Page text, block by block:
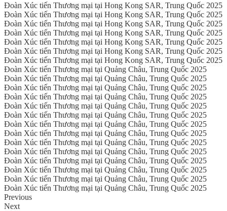
Đoàn Xúc tiến Thương mại tại Hong Kong SAR, Trung Quốc 2025
Đoàn Xúc tiến Thương mại tại Hong Kong SAR, Trung Quốc 2025
Đoàn Xúc tiến Thương mại tại Hong Kong SAR, Trung Quốc 2025
Đoàn Xúc tiến Thương mại tại Hong Kong SAR, Trung Quốc 2025
Đoàn Xúc tiến Thương mại tại Hong Kong SAR, Trung Quốc 2025
Đoàn Xúc tiến Thương mại tại Hong Kong SAR, Trung Quốc 2025
Đoàn Xúc tiến Thương mại tại Hong Kong SAR, Trung Quốc 2025
Đoàn Xúc tiến Thương mại tại Quảng Châu, Trung Quốc 2025
Đoàn Xúc tiến Thương mại tại Quảng Châu, Trung Quốc 2025
Đoàn Xúc tiến Thương mại tại Quảng Châu, Trung Quốc 2025
Đoàn Xúc tiến Thương mại tại Quảng Châu, Trung Quốc 2025
Đoàn Xúc tiến Thương mại tại Quảng Châu, Trung Quốc 2025
Đoàn Xúc tiến Thương mại tại Quảng Châu, Trung Quốc 2025
Đoàn Xúc tiến Thương mại tại Quảng Châu, Trung Quốc 2025
Đoàn Xúc tiến Thương mại tại Quảng Châu, Trung Quốc 2025
Đoàn Xúc tiến Thương mại tại Quảng Châu, Trung Quốc 2025
Đoàn Xúc tiến Thương mại tại Quảng Châu, Trung Quốc 2025
Đoàn Xúc tiến Thương mại tại Quảng Châu, Trung Quốc 2025
Đoàn Xúc tiến Thương mại tại Quảng Châu, Trung Quốc 2025
Đoàn Xúc tiến Thương mại tại Quảng Châu, Trung Quốc 2025
Đoàn Xúc tiến Thương mại tại Quảng Châu, Trung Quốc 2025
Previous
Next